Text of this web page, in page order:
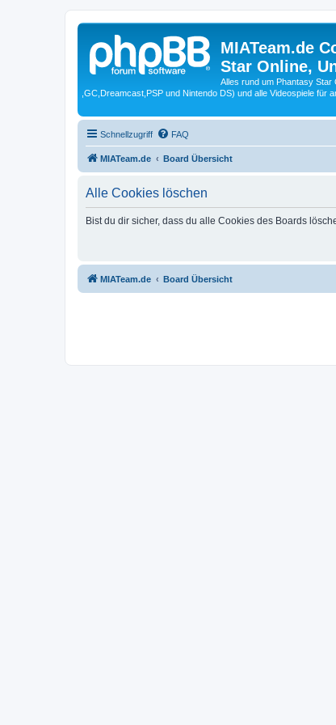
MIATeam.de
Star Online,
Alles rund um Phantasy Star
,GC,Dreamcast,PSP und Nintendo DS) und alle Videospiele für
Schnellzugriff FAQ
MIATeam.de Board Übersicht
Alle Cookies löschen
Bist du dir sicher, dass du alle Cookies des Boards
MIATeam.de Board Übersicht